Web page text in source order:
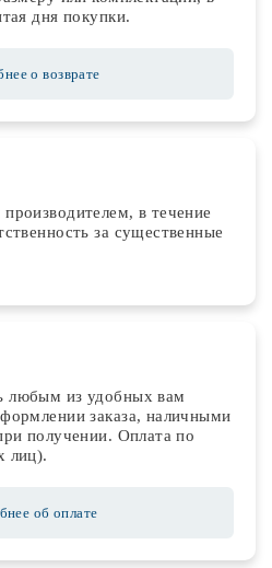
дня покупки.
о возврате
в течение
за существенные
любым из удобных вам
заказа, наличными
получении. Оплата по
лиц).
об оплате